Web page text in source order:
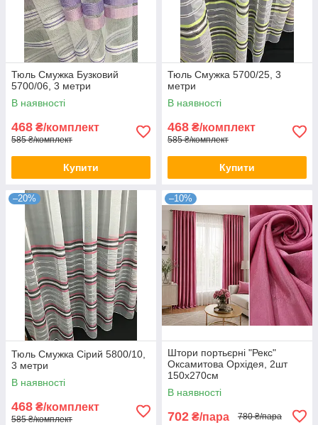
Тюль Смужка Бузковий
5700/06, 3 метри
В наявності
468 ₴/комплект
585 ₴/комплект
Купити
Тюль Смужка 5700/25, 3
метри
В наявності
468 ₴/комплект
585 ₴/комплект
Купити
–20%
Тюль Смужка Сірий 5800/10,
3 метри
В наявності
468 ₴/комплект
585 ₴/комплект
–10%
Штори портьєрні "Рекс"
Оксамитова Орхідея, 2шт
150х270см
В наявності
702 ₴/пара 780 ₴/пара